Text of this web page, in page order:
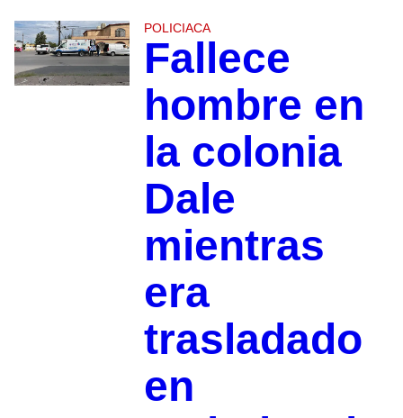
POLICIACA
Fallece
hombre en
la colonia
Dale
mientras
era
trasladado
en